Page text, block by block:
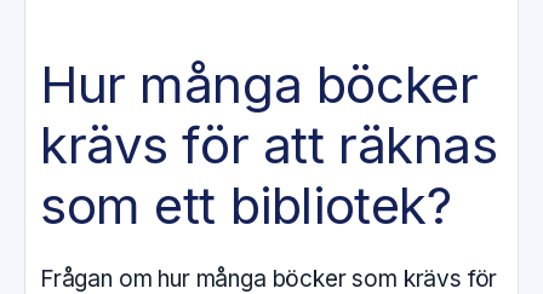
Hur många böcker
krävs för att räknas
som ett bibliotek?
Frågan om hur många böcker som krävs för